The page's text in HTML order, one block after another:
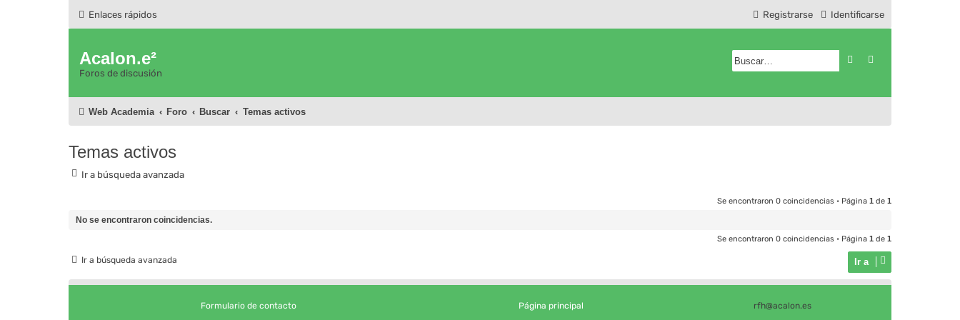
Enlaces rápidos Identificarse
Registrarse
Acalon.e²
Foros de discusión
Buscar
Web Academia Foro Buscar Temas activos
Temas activos
Ir a búsqueda avanzada
Se encontraron 0 coincidencias • Página 1 de 1
No se encontraron coincidencias.
Se encontraron 0 coincidencias • Página 1 de 1
Ir a búsqueda avanzada Ir a
Formulario de contacto Página principal rfh@acalon.es